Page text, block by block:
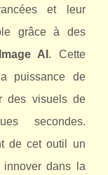
et leur
grâce à des
AI . Cette
puissance de
des visuels de
secondes.
de cet outil un
innover dans la